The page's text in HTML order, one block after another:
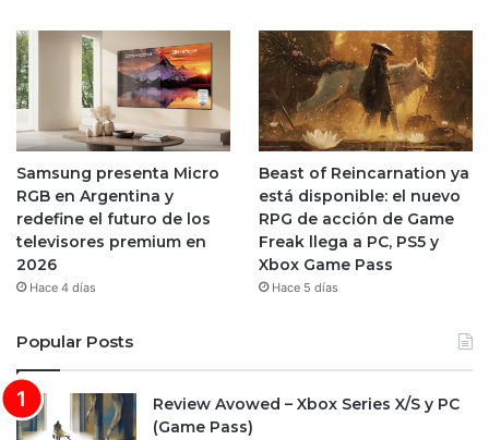
Samsung presenta Micro
RGB en Argentina y
redefine el futuro de los
televisores premium en
2026
Hace 4 días
Beast of Reincarnation ya
está disponible: el nuevo
RPG de acción de Game
Freak llega a PC, PS5 y
Xbox Game Pass
Hace 5 días
Popular Posts
Review Avowed – Xbox Series X/S y PC
(Game Pass)